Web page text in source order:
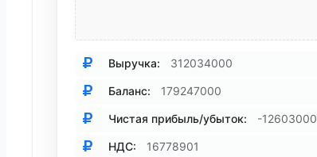
Выручка: 312034000
Баланс: 179247000
Чистая прибыль/убыток: -12603000
НДС: 16778901